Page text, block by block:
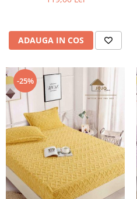
ADAUGA IN COS
-25%